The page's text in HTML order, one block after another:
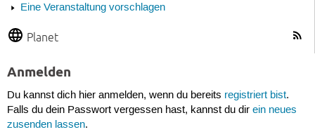
Eine Veranstaltung vorschlagen
Planet
Anmelden
Du kannst dich hier anmelden, wenn du bereits registriert bist.
Falls du dein Passwort vergessen hast, kannst du dir ein neues
zusenden lassen.